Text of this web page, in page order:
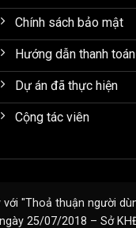
Chính sách bảo mật
Hướng dẫn thanh toán
Dự án đã thực hiện
Cộng tác viên
với "Thoả thuận người
25/07/2018 – Sở